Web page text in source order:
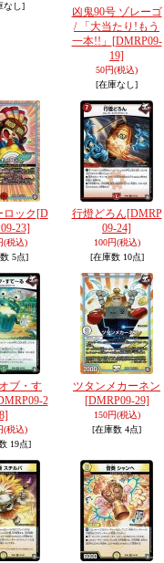
なし]
凶鬼90号 ゾレーゴ
/ 「大当たり!もう
一本!!」 [DMRP09-
19]
50円(税込)
[在庫なし]
ロック [D
23]
(税込)
5点]
行燈どろん[DMRP
09-24]
100円(税込)
[在庫数 10点]
ブ・す
2
8]
(税込)
19点]
ツタンメカーネン
[DMRP09-29]
150円(税込)
[在庫数 4点]